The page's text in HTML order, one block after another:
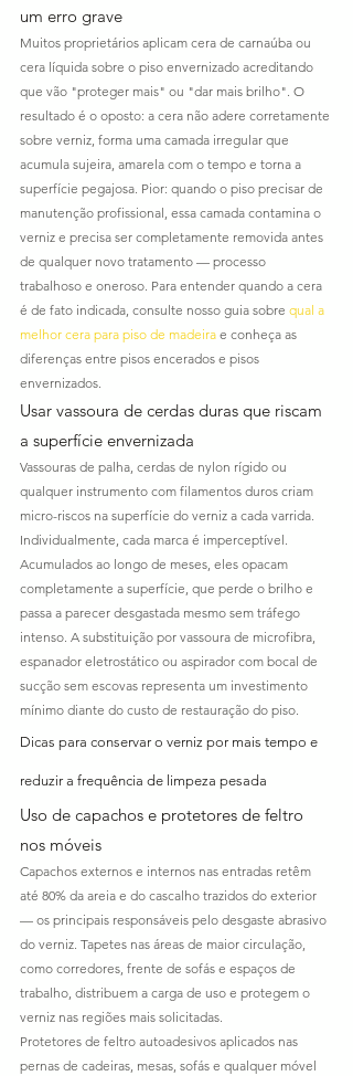
um erro grave
Muitos proprietários aplicam cera de carnaúba ou
cera líquida sobre o piso envernizado acreditando
que vão "proteger mais" ou "dar mais brilho". O
resultado é o oposto: a cera não adere corretamente
sobre verniz, forma uma camada irregular que
acumula sujeira, amarela com o tempo e torna a
superfície pegajosa. Pior: quando o piso precisar de
manutenção profissional, essa camada contamina o
verniz e precisa ser completamente removida antes
de qualquer novo tratamento — processo
trabalhoso e oneroso. Para entender quando a cera
é de fato indicada, consulte nosso guia sobre qual a
melhor cera para piso de madeira e conheça as
diferenças entre pisos encerados e pisos
envernizados.
Usar vassoura de cerdas duras que riscam
a superfície envernizada
Vassouras de palha, cerdas de nylon rígido ou
qualquer instrumento com filamentos duros criam
micro-riscos na superfície do verniz a cada varrida.
Individualmente, cada marca é imperceptível.
Acumulados ao longo de meses, eles opacam
completamente a superfície, que perde o brilho e
passa a parecer desgastada mesmo sem tráfego
intenso. A substituição por vassoura de microfibra,
espanador eletrostático ou aspirador com bocal de
sucção sem escovas representa um investimento
mínimo diante do custo de restauração do piso.
Dicas para conservar o verniz por mais tempo e
reduzir a frequência de limpeza pesada
Uso de capachos e protetores de feltro
nos móveis
Capachos externos e internos nas entradas retêm
até 80% da areia e do cascalho trazidos do exterior
— os principais responsáveis pelo desgaste abrasivo
do verniz. Tapetes nas áreas de maior circulação,
como corredores, frente de sofás e espaços de
trabalho, distribuem a carga de uso e protegem o
verniz nas regiões mais solicitadas.
Protetores de feltro autoadesivos aplicados nas
pernas de cadeiras, mesas, sofás e qualquer móvel